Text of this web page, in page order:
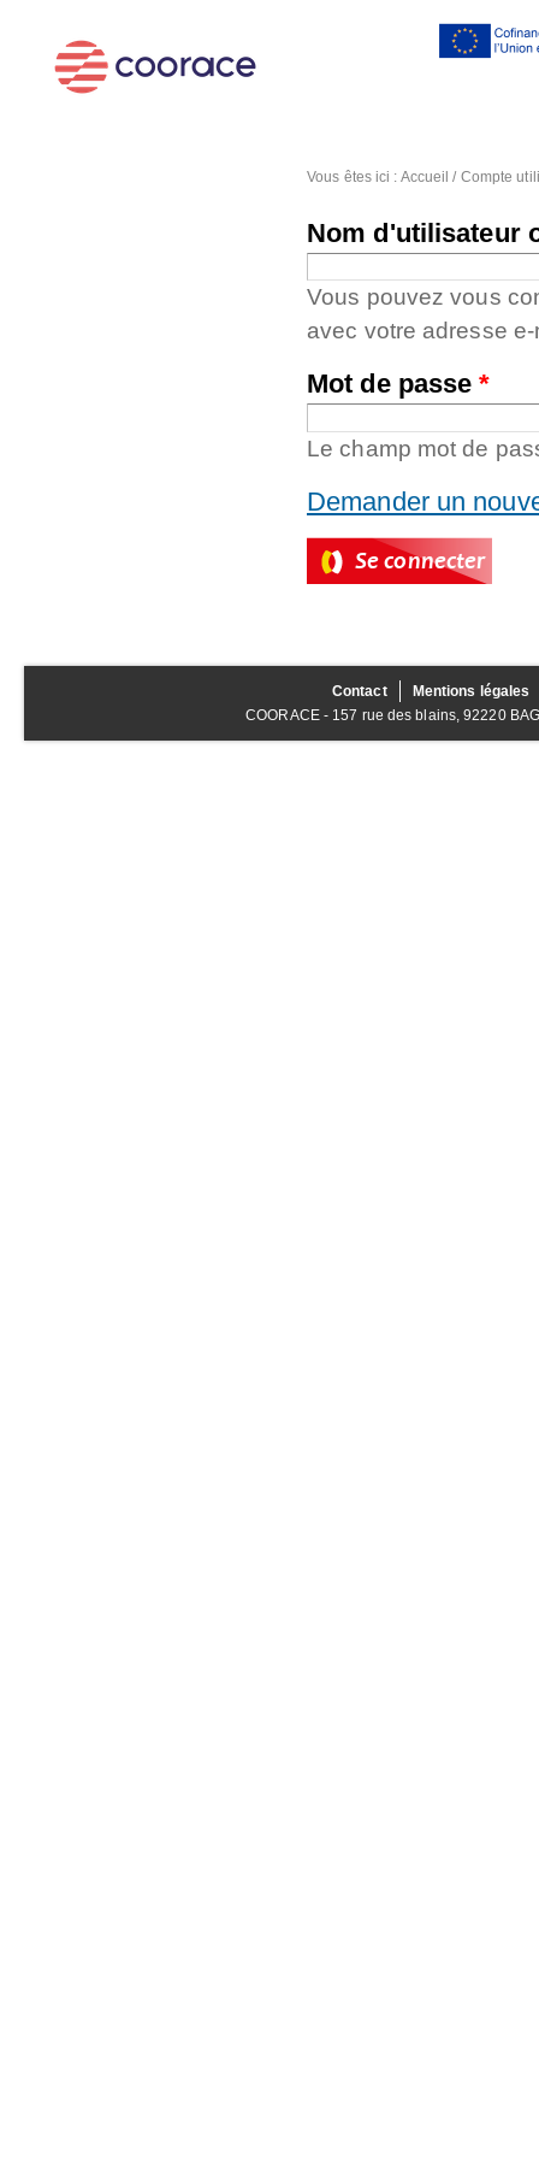
Vous êtes ici : Accueil / Compte
Nom d'utilisateur
Vous pouvez vous
avec votre adresse e-
Mot de passe*
Le champ mot de
Demander un
Contact
Mentions légales
COORACE - 157 rue des blains, 92220